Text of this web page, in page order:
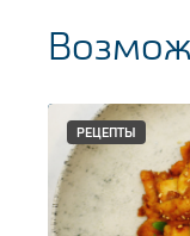
РЕЦЕПТЫ